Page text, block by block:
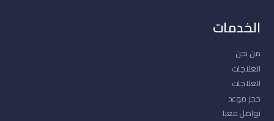
الخدمات
من نحن
العلاجات
العلاجات
حجز موعد
تواصل معنا